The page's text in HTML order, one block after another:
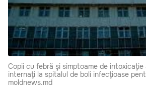
Copii cu febră şi simptoame de
internaţi la spitalul de boli infecţioase
moldnews.md